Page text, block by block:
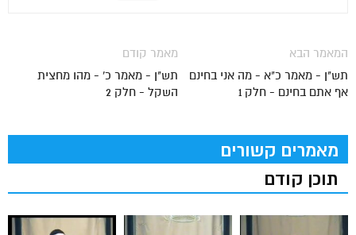
מאמר קודם
תש"ן - מאמר כ' - מהו מחצית
השקל - חלק 2
המאמר הבא
תש"ן - מאמר כ"א - מה אני בחינם
אף אתם בחינם - חלק 1
מאמרים קשורים
תוכן קודם